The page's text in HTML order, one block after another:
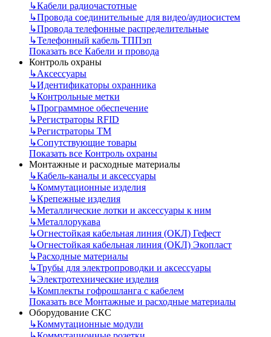
↳Кабели радиочастотные
↳Провода соединительные для видео/аудиосистем
↳Провода телефонные распределительные
↳Телефонный кабель ТППэп
Показать все Кабели и провода
Контроль охраны
↳Аксессуары
↳Идентификаторы охранника
↳Контрольные метки
↳Программное обеспечение
↳Регистраторы RFID
↳Регистраторы ТМ
↳Сопутствующие товары
Показать все Контроль охраны
Монтажные и расходные материалы
↳Кабель-каналы и аксессуары
↳Коммутационные изделия
↳Крепежные изделия
↳Металлические лотки и аксессуары к ним
↳Металлорукава
↳Огнестойкая кабельная линия (ОКЛ) Гефест
↳Огнестойкая кабельная линия (ОКЛ) Экопласт
↳Расходные материалы
↳Трубы для электропроводки и аксессуары
↳Электротехнические изделия
↳Комплекты гофрошланга с кабелем
Показать все Монтажные и расходные материалы
Оборудование СКС
↳Коммутационные модули